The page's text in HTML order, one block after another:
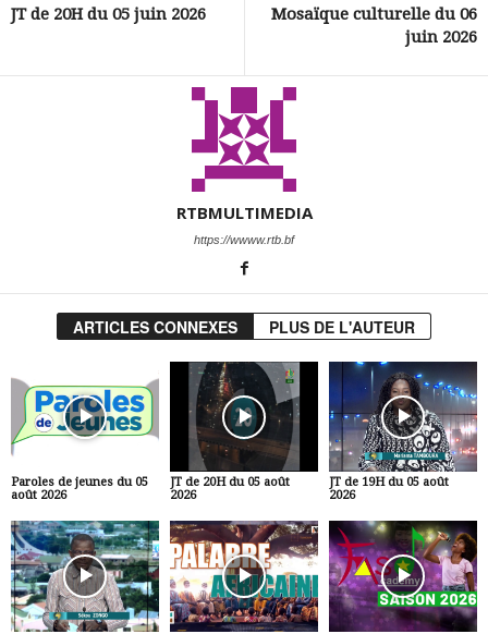
JT de 20H du 05 juin 2026
Mosaïque culturelle du 06
juin 2026
RTBMULTIMEDIA
https://wwww.rtb.bf
ARTICLES CONNEXES PLUS DE L'AUTEUR
Paroles de jeunes du 05
août 2026
JT de 20H du 05 août
2026
JT de 19H du 05 août
2026